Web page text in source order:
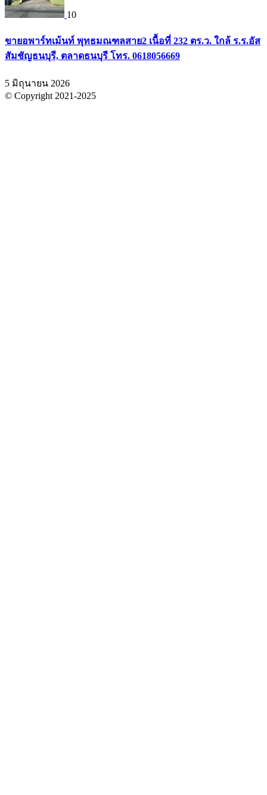
10
ขายอพาร์ทเม้นท์ พุทธมณฑลสาย2 เนื้อที่ 232 ตร.ว. ใกล้ ร.ร.อัส
สัมชัญธนบุรี, ตลาดธนบุรี โทร. 0618056669
5 มิถุนายน 2026
© Copyright 2021-2025